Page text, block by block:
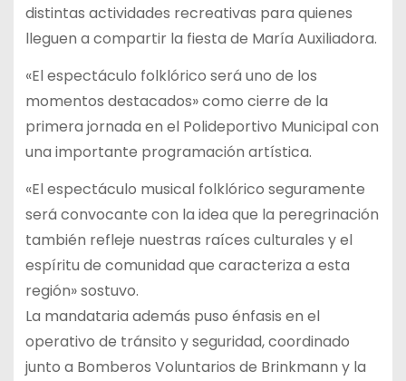
distintas actividades recreativas para quienes
lleguen a compartir la fiesta de María Auxiliadora.
«El espectáculo folklórico será uno de los
momentos destacados» como cierre de la
primera jornada en el Polideportivo Municipal con
una importante programación artística.
«El espectáculo musical folklórico seguramente
será convocante con la idea que la peregrinación
también refleje nuestras raíces culturales y el
espíritu de comunidad que caracteriza a esta
región» sostuvo.
La mandataria además puso énfasis en el
operativo de tránsito y seguridad, coordinado
junto a Bomberos Voluntarios de Brinkmann y la